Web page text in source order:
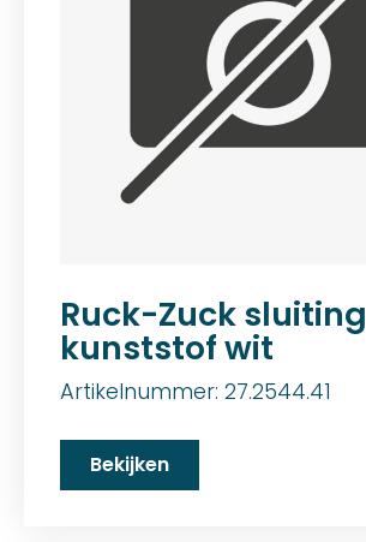
Ruck-Zuck sluiting
kunststof wit
Artikelnummer: 27.2544.41
Bekijken